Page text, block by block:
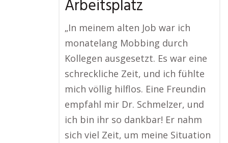
Arbeitsplatz
„In meinem alten Job war ich
monatelang Mobbing durch
Kollegen ausgesetzt. Es war eine
schreckliche Zeit, und ich fühlte
mich völlig hilflos. Eine Freundin
empfahl mir Dr. Schmelzer, und
ich bin ihr so dankbar! Er nahm
sich viel Zeit, um meine Situation